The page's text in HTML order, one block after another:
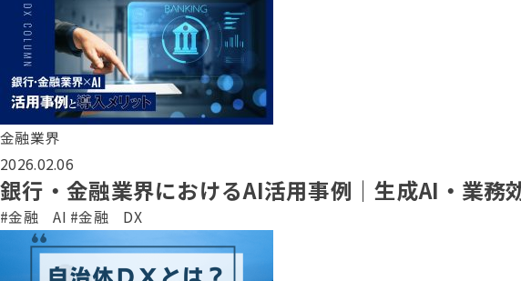
金融業界
2026.02.06
銀行・金融業界におけるAI活用事例｜生成AI・業
#金融 AI #金融 DX